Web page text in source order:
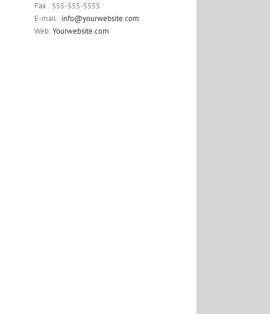
Fax : 555-555-5555
E-mail : info@yourwebsite.com
Web:Yourwebsite.com